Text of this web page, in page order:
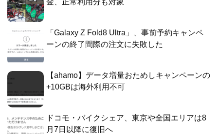
「Galaxy Z Fold8 Ultra」、事前予約キャンペ
ーンの終了間際の注文に失敗した
【ahamo】データ増量おためしキャンペーンの
+10GBは海外利用不可
ドコモ・バイクシェア、東京や全国エリアは8
月7日以降に復旧へ